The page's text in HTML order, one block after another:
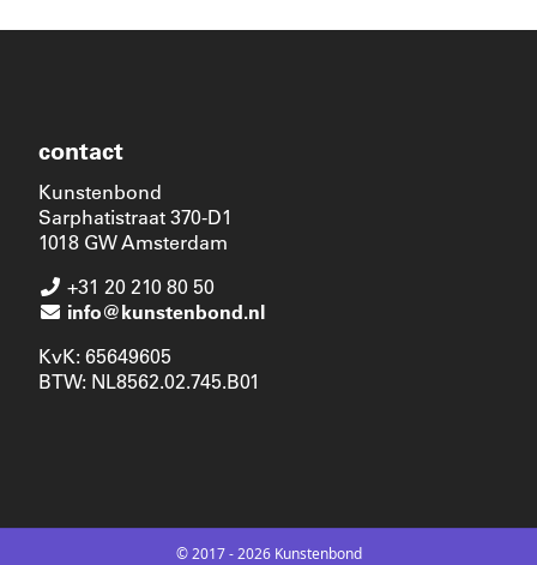
contact
Kunstenbond
Sarphatistraat 370-D1
1018 GW Amsterdam
+31 20 210 80 50
info@kunstenbond.nl
KvK: 65649605
BTW: NL8562.02.745.B01
© 2017 - 2026 Kunstenbond